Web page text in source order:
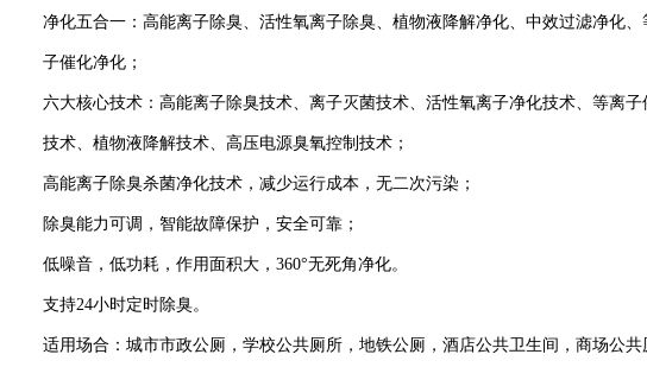
净化五合一：高能离子除臭、活性氧离子除臭、植物液降解净化、中效过滤净化、
子催化净化；
六大核心技术：高能离子除臭技术、离子灭菌技术、活性氧离子净化技术、等离子
技术、植物液降解技术、高压电源臭氧控制技术；
高能离子除臭杀菌净化技术，减少运行成本，无二次污染；
除臭能力可调，智能故障保护，安全可靠；
低噪音，低功耗，作用面积大，360°无死角净化。
支持24小时定时除臭。
适用场合：城市市政公厕，学校公共厕所，地铁公厕，酒店公共卫生间，商场公共